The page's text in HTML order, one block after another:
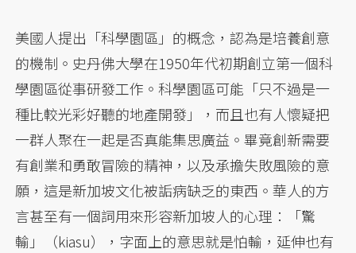
美國人提出「科學園區」的概念，認為是培養創意
的機制。史丹佛大學在1950年代初期創立第一個科
學園區從事研發工作。科學園區可能「只不過是一
種比較光彩好聽的地產開發」，而且也有人懷疑把
一群人聚在一起是否真能集思廣益。畢竟創新需要
有創業和勇敢冒險的精神，以及承擔失敗風險的意
願，這是新加坡文化被詬病缺乏的東西。華人的方
言甚至有一個詞用來形容新加坡人的心理：「驚
輸」（kiasu），字面上的意思就是怕輸，延伸也有